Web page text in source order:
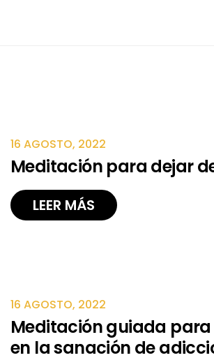
16 AGOSTO, 2022
Meditación para dejar
LEER MÁS
16 AGOSTO, 2022
Meditación guiada
en la sanación de